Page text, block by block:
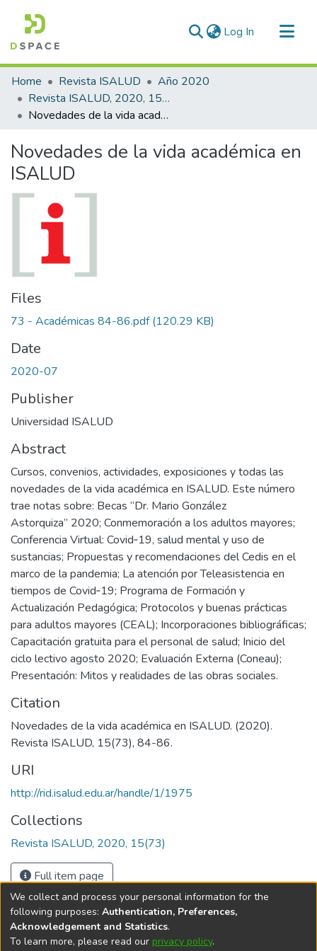
Log In (current)
Communities & Collections
All of DSpace
Statistics
Home Revista ISALUD
Año 2020
Revista ISALUD, 2020, 15(73)
Novedades de la vida académica en ISALUD
Novedades de la vida académica en
ISALUD
Files
73 - Académicas 84-86.pdf(120.29 KB)
Date
2020-07
Publisher
Universidad ISALUD
Abstract
Cursos, convenios, actividades, exposiciones y todas las
novedades de la vida académica en ISALUD. Este número
trae notas sobre: Becas “Dr. Mario González
Astorquiza” 2020; Conmemoración a los adultos mayores;
Conferencia Virtual: Covid‑19, salud mental y uso de
sustancias; Propuestas y recomendaciones del Cedis en el
marco de la pandemia; La atención por Teleasistencia en
tiempos de Covid‑19; Programa de Formación y
Actualización Pedagógica; Protocolos y buenas prácticas
para adultos mayores (CEAL); Incorporaciones bibliográficas;
Capacitación gratuita para el personal de salud; Inicio del
ciclo lectivo agosto 2020; Evaluación Externa (Coneau);
Presentación: Mitos y realidades de las obras sociales.
Citation
Novedades de la vida académica en ISALUD. (2020).
Revista ISALUD, 15(73), 84-86.
URI
http://rid.isalud.edu.ar/handle/1/1975
Collections
Revista ISALUD, 2020, 15(73)
Full item page
We collect and process your personal information for the
following purposes: Authentication, Preferences,
Acknowledgement and Statistics.
To learn more, please read our privacy policy.